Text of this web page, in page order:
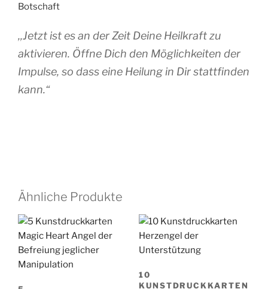
Botschaft
,,Jetzt ist es an der Zeit Deine Heilkraft zu
aktivieren. Öffne Dich den Möglichkeiten der
Impulse, so dass eine Heilung in Dir stattfinden
kann.“
Ähnliche Produkte
10
KUNSTDRUCKKARTEN